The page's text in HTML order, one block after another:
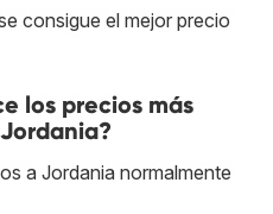
consigue el mejor precio
los precios más
a Jordania normalmente